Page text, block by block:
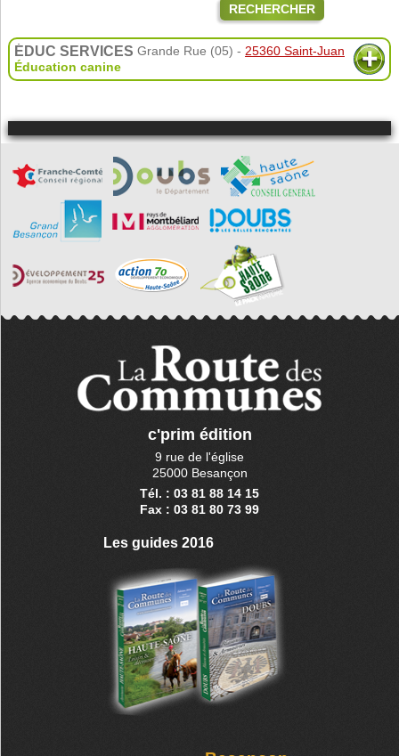
RECHERCHER
ÉDUC SERVICES Grande Rue (05) - 25360 Saint-Juan
Éducation canine
c'prim édition
9 rue de l'église
25000 Besançon
Tél. : 03 81 88 14 15
Fax : 03 81 80 73 99
Les guides 2016